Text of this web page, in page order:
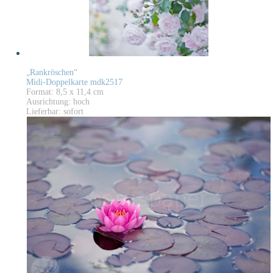
„Rankröschen“
Midi-Doppelkarte mdk2517
Format: 8,5 x 11,4 cm
Ausrichtung: hoch
Lieferbar: sofort